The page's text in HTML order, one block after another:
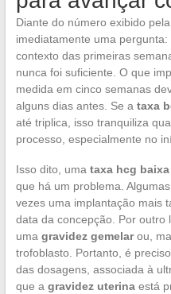
Diante do número exibido
imediatamente uma
contexto das primeiras
nunca foi suficiente. O que
medida em cinco semanas
alguns dias antes. Se a taxa
até triplica, isso tranquiliza
processo, especialmente no
Isso dito, uma taxa hcg baixa
que há um problema.
vezes uma implantação mais
data da concepção. Por outro
uma gravidez gemelarou,
trofoblasto. Portanto, é
das dosagens, associada à
que a gravidez uterinaestá